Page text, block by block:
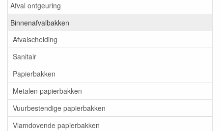
Afval ontgeuring
Binnenafvalbakken
Afvalscheiding
Sanitair
Papierbakken
Metalen papierbakken
Vuurbestendige papierbakken
Vlamdovende papierbakken